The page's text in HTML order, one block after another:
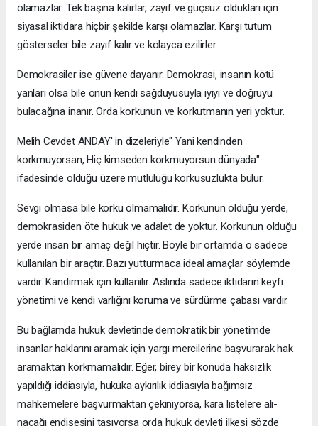
olamazlar. Tek başına kalırlar, zayıf ve güçsüz oldukları için
siyasal iktidara hiçbir şekilde karşı olamazlar. Karşı tutum
gösterseler bile zayıf kalır ve kolayca ezilirler.
Demokrasiler ise güvene dayanır. Demokrasi, insanın kötü
yanları olsa bile onun kendi sağ­duyusuyla iyiyi ve doğruyu
bulacağına inanır. Orda korkunun ve korkutmanın yeri yoktur.
Melih Cevdet ANDAY' in dizeleriyle" Yani kendinden
korkmuyorsan, Hiç kimseden korkmuyorsun dünyada"
ifadesinde olduğu üzere mutluluğu korkusuzlukta bulur.
Sevgi olmasa bile korku olmamalıdır. Korkunun olduğu yerde,
demokrasiden öte hukuk ve adalet de yoktur. Korkunun olduğu
yerde insan bir amaç değil hiçtir. Böyle bir ortamda o sadece
kullanılan bir araçtır. Bazı yutturmaca ideal amaçlar söylemde
vardır. Kandırmak için kullanılır. Aslında sadece ik­tidarın keyfi
yönetimi ve kendi varlığını koruma ve sürdürme çabası vardır.
Bu bağlamda hukuk devletinde demokratik bir yönetimde
insanlar haklarını aramak için yargı mercilerine başvurarak hak
aramaktan korkmamalıdır. Eğer, birey bir konuda haksızlık
yapıldığı iddi­asıyla, hukuka aykırılık iddiasıyla bağımsız
mahkemelere başvurmaktan çekiniyorsa, kara listelere alı­
nacağı endişesini taşıyorsa orda hukuk devleti ilkesi sözde